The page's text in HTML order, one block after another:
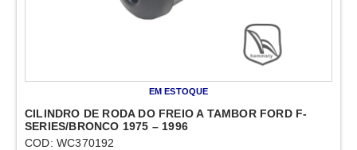
EM ESTOQUE
CILINDRO DE RODA DO FREIO A TAMBOR FORD F-
SERIES/BRONCO 1975 – 1996
COD: WC370192